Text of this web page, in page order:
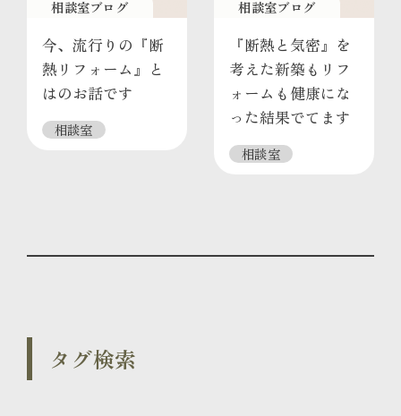
相談室ブログ
今、流行りの『断
熱リフォーム』と
はのお話です
相談室
相談室ブログ
『断熱と気密』を
考えた新築もリフ
ォームも健康にな
った結果でてます
相談室
タグ検索